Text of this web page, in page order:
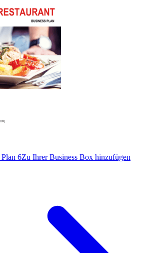
Plan 6Zu Ihrer Business Box hinzufügen